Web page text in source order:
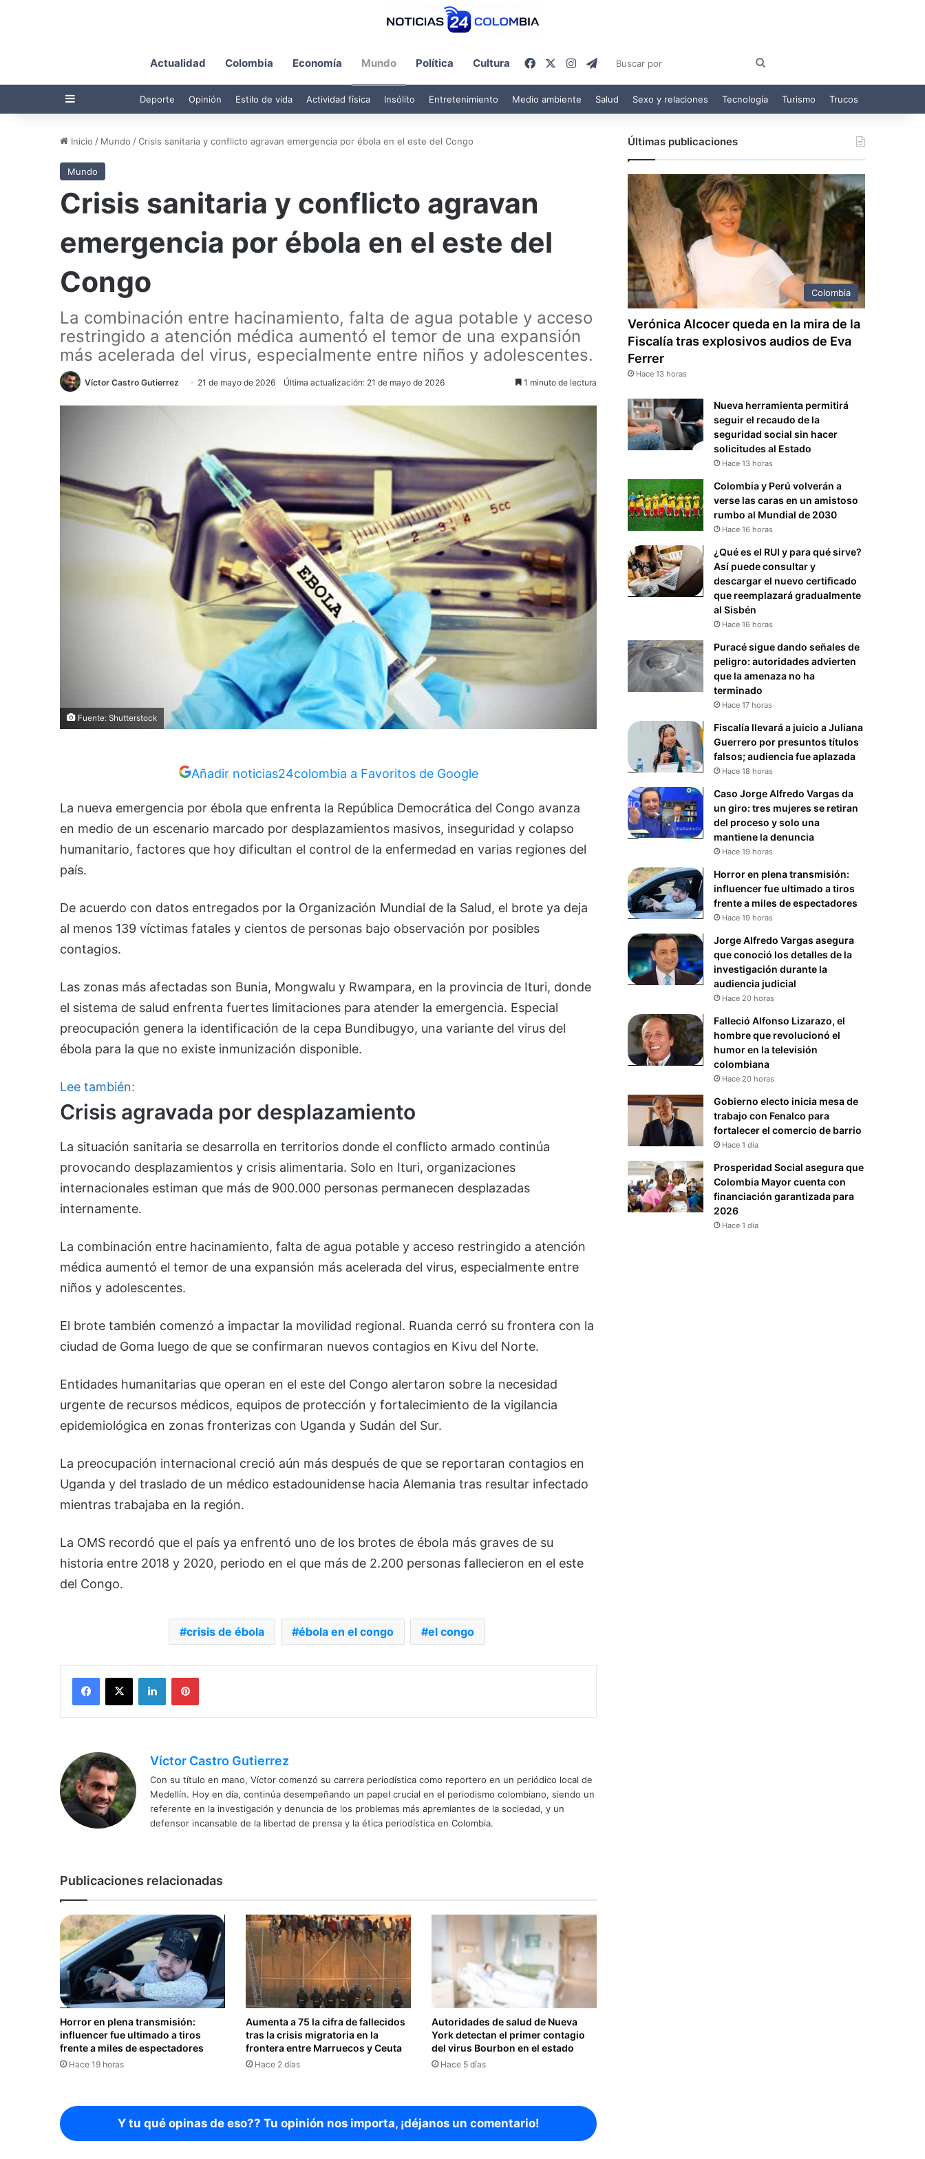
Actualidad Colombia Economía Mundo Política Cultura FacebookInstagram
Telegram
por
Barra lateral Deporte Opinión Estilo de vida Actividad física Insólito Entretenimiento Medio ambiente Salud Sexo y relaciones Tecnología Turismo Trucos
Inicio / Mundo /Crisis sanitaria y conflicto agravan emergencia por ébola en el este del Congo
Mundo
Crisis sanitaria y conflicto agravan
emergencia por ébola en el este del
Congo
La combinación entre hacinamiento, falta de agua potable y acceso
restringido a atención médica aumentó el temor de una expansión
más acelerada del virus, especialmente entre niños y adolescentes.
Víctor Castro Gutierrez 21 de mayo de 2026 Última actualización: 21 de mayo de 2026 1 minuto de lectura
Fuente: Shutterstock
Añadir noticias24colombia a Favoritos de Google
La nueva emergencia por ébola que enfrenta la República Democrática del Congo avanza
en medio de un escenario marcado por desplazamientos masivos, inseguridad y colapso
humanitario, factores que hoy dificultan el control de la enfermedad en varias regiones del
país.
De acuerdo con datos entregados por la Organización Mundial de la Salud, el brote ya deja
al menos 139 víctimas fatales y cientos de personas bajo observación por posibles
contagios.
Las zonas más afectadas son Bunia, Mongwalu y Rwampara, en la provincia de Ituri, donde
el sistema de salud enfrenta fuertes limitaciones para atender la emergencia. Especial
preocupación genera la identificación de la cepa Bundibugyo, una variante del virus del
ébola para la que no existe inmunización disponible.
Lee también:
Crisis agravada por desplazamiento
La situación sanitaria se desarrolla en territorios donde el conflicto armado continúa
provocando desplazamientos y crisis alimentaria. Solo en Ituri, organizaciones
internacionales estiman que más de 900.000 personas permanecen desplazadas
internamente.
La combinación entre hacinamiento, falta de agua potable y acceso restringido a atención
médica aumentó el temor de una expansión más acelerada del virus, especialmente entre
niños y adolescentes.
El brote también comenzó a impactar la movilidad regional. Ruanda cerró su frontera con la
ciudad de Goma luego de que se confirmaran nuevos contagios en Kivu del Norte.
Entidades humanitarias que operan en el este del Congo alertaron sobre la necesidad
urgente de recursos médicos, equipos de protección y fortalecimiento de la vigilancia
epidemiológica en zonas fronterizas con Uganda y Sudán del Sur.
La preocupación internacional creció aún más después de que se reportaran contagios en
Uganda y del traslado de un médico estadounidense hacia Alemania tras resultar infectado
mientras trabajaba en la región.
La OMS recordó que el país ya enfrentó uno de los brotes de ébola más graves de su
historia entre 2018 y 2020, periodo en el que más de 2.200 personas fallecieron en el este
del Congo.
crisis de ébola ébola en el congo el congo
Facebook
X LinkedInPinterest
Víctor Castro Gutierrez
Con su título en mano, Víctor comenzó su carrera periodística como reportero en un periódico local de
Medellín. Hoy en día, continúa desempeñando un papel crucial en el periodismo colombiano, siendo un
referente en la investigación y denuncia de los problemas más apremiantes de la sociedad, y un
defensor incansable de la libertad de prensa y la ética periodística en Colombia.
Publicaciones relacionadas
Horror en plena transmisión:
influencer fue ultimado a tiros
frente a miles de espectadores
Hace 19 horas
Aumenta a 75 la cifra de fallecidos
tras la crisis migratoria en la
frontera entre Marruecos y Ceuta
Hace 2 días
Autoridades de salud de Nueva
York detectan el primer contagio
del virus Bourbon en el estado
Hace 5 días
Y tu qué opinas de eso?? Tu opinión nos importa, ¡déjanos un comentario!
Últimas publicaciones
Colombia
Verónica Alcocer queda en la mira de la
Fiscalía tras explosivos audios de Eva
Ferrer
Hace 13 horas
Nueva herramienta permitirá
seguir el recaudo de la
seguridad social sin hacer
solicitudes al Estado
Hace 13 horas
Colombia y Perú volverán a
verse las caras en un amistoso
rumbo al Mundial de 2030
Hace 16 horas
¿Qué es el RUI y para qué sirve?
Así puede consultar y
descargar el nuevo certificado
que reemplazará gradualmente
al Sisbén
Hace 16 horas
Puracé sigue dando señales de
peligro: autoridades advierten
que la amenaza no ha
terminado
Hace 17 horas
Fiscalía llevará a juicio a Juliana
Guerrero por presuntos títulos
falsos; audiencia fue aplazada
Hace 18 horas
Caso Jorge Alfredo Vargas da
un giro: tres mujeres se retiran
del proceso y solo una
mantiene la denuncia
Hace 19 horas
Horror en plena transmisión:
influencer fue ultimado a tiros
frente a miles de espectadores
Hace 19 horas
Jorge Alfredo Vargas asegura
que conoció los detalles de la
investigación durante la
audiencia judicial
Hace 20 horas
Falleció Alfonso Lizarazo, el
hombre que revolucionó el
humor en la televisión
colombiana
Hace 20 horas
Gobierno electo inicia mesa de
trabajo con Fenalco para
fortalecer el comercio de barrio
Hace 1 día
Prosperidad Social asegura que
Colombia Mayor cuenta con
financiación garantizada para
2026
Hace 1 día